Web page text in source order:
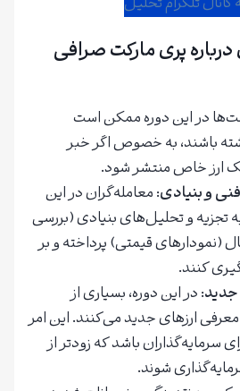
پری مارکت صرافی
در این دوره ممکن است
باشند، به خصوص اگر خبر
ارز خاص منتشر شود.
و بنیادی: معامله‌گران در این
تجزیه و تحلیل‌های بنیادی (بررسی
(نمودارهای قیمتی) پرداخته و بر
کنند.
: در این دوره، بسیاری از
ارزهای جدید می‌کنند. این امر
سرمایه‌گذاران باشد که زودتر از
شوند.